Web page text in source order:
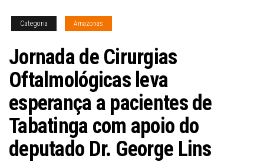
Categoria Amazonas
Jornada de Cirurgias
Oftalmológicas leva
esperança a pacientes de
Tabatinga com apoio do
deputado Dr. George Lins